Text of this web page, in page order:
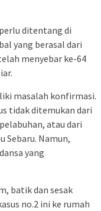
ditentang di
yang berasal dari
menyebar ke-64
masalah konfirmasi.
tidak ditemukan dari
atau dari
Sebaru. Namun,
yang
batik dan sesak
no.2 ini ke rumah